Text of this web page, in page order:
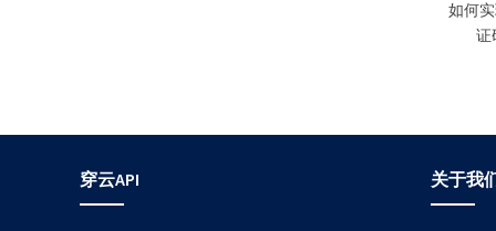
如何
证
穿云API 关于我